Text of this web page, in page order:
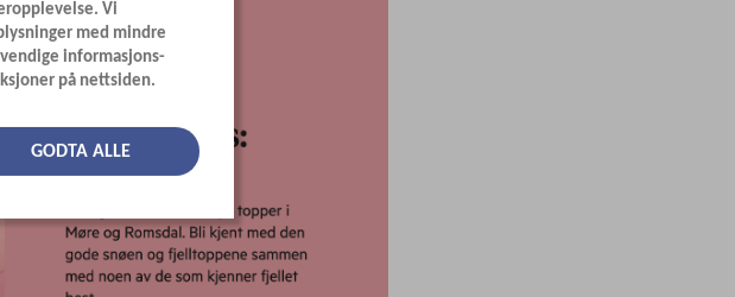
Vi
med mindre
informasjons-
på nettsiden.
GODTA ALLE